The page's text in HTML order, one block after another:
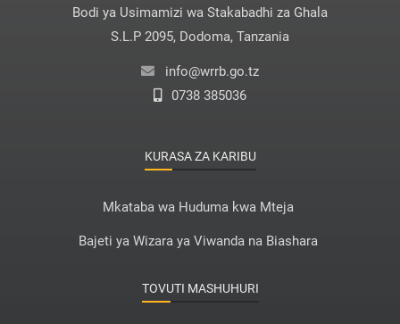
Bodi ya Usimamizi wa Stakabadhi za Ghala
S.L.P 2095, Dodoma, Tanzania
info@wrrb.go.tz
0738 385036
KURASA ZA KARIBU
Mkataba wa Huduma kwa Mteja
Bajeti ya Wizara ya Viwanda na Biashara
TOVUTI MASHUHURI